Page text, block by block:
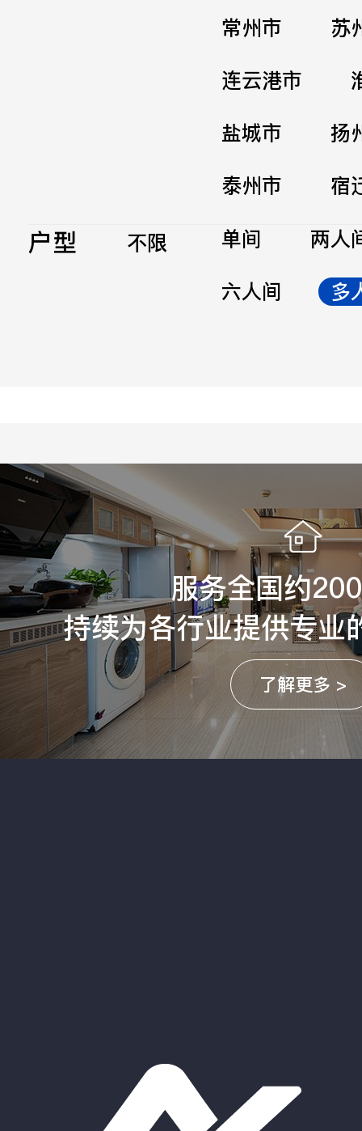
常州市
苏
连云港市
盐城市
扬
泰州市
宿
户型 不限 单间
两人
六人间
多
服务全国约
持续为各行业提供专业
了解更多 >